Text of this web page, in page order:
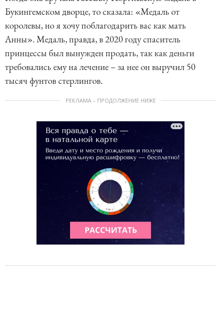
Букингемском дворце, то сказала: «Медаль от
королевы, но я хочу поблагодарить вас как мать
Анны». Медаль, правда, в 2020 году спаситель
принцессы был вынужден продать, так как деньги
требовались ему на лечение – за нее он выручил 50
тысяч фунтов стерлингов.
РЕКЛАМА – ПРОДОЛЖЕНИЕ НИЖЕ